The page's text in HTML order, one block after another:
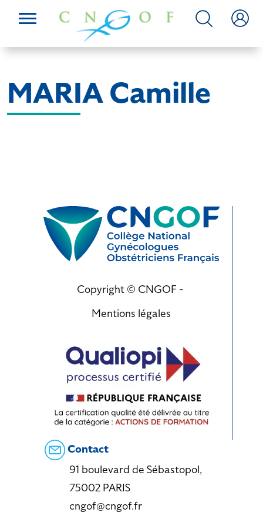
MARIA Camille
Copyright © CNGOF -
Mentions légales
Contact
91 boulevard de Sébastopol,
75002 PARIS
cngof@cngof.fr